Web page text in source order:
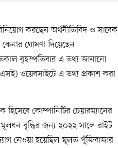
করছেন অর্থনীতিবিদ ও সাবেক
ঘোষণা দিয়েছেন।
বৃহস্পতিবার এ তথ্য জানানো
ওয়েবসাইটে এ তথ্য প্রকাশ করা
হিসেবে কোম্পানিটির চেয়ারম্যানের
মূলধন বৃদ্ধির জন্য ২০২২ সালে রাইট
নেওয়া হয়েছিল মূলত পুঁজিবাজার